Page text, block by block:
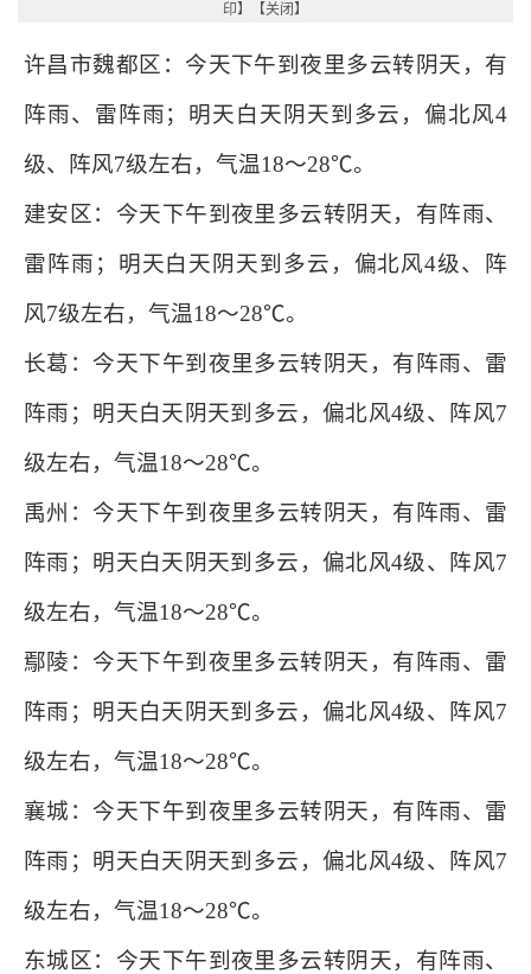
印】【关闭 】
许昌市魏都区：今天下午到夜里多云转阴天，有
阵雨、雷阵雨；明天白天阴天到多云，偏北风4
级、阵风7级左右，气温18～28℃。
建安区：今天下午到夜里多云转阴天，有阵雨、
雷阵雨；明天白天阴天到多云，偏北风4级、阵
风7级左右，气温18～28℃。
长葛：今天下午到夜里多云转阴天，有阵雨、雷
阵雨；明天白天阴天到多云，偏北风4级、阵风7
级左右，气温18～28℃。
禹州：今天下午到夜里多云转阴天，有阵雨、雷
阵雨；明天白天阴天到多云，偏北风4级、阵风7
级左右，气温18～28℃。
鄢陵：今天下午到夜里多云转阴天，有阵雨、雷
阵雨；明天白天阴天到多云，偏北风4级、阵风7
级左右，气温18～28℃。
襄城：今天下午到夜里多云转阴天，有阵雨、雷
阵雨；明天白天阴天到多云，偏北风4级、阵风7
级左右，气温18～28℃。
东城区：今天下午到夜里多云转阴天，有阵雨、